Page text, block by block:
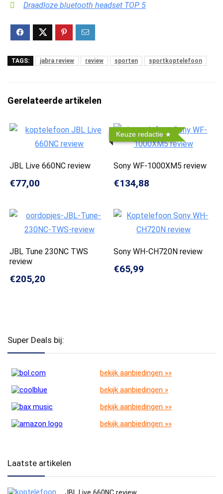
Draadloze bluetooth headset TOP 5
TAGS: jabra review review sporten sportkoptelefoon
Gerelateerde artikelen
JBL Live 660NC review
€77,00
Keuze redactie
Sony WF-1000XM5 review
€134,88
JBL Tune 230NC TWS
review
€205,20
Sony WH-CH720N review
€65,99
Super Deals bij:
bekijk aanbiedingen »»
bekijk aanbiedingen »
bekijk aanbiedingen »»
bekijk aanbiedingen »»
Laatste artikelen